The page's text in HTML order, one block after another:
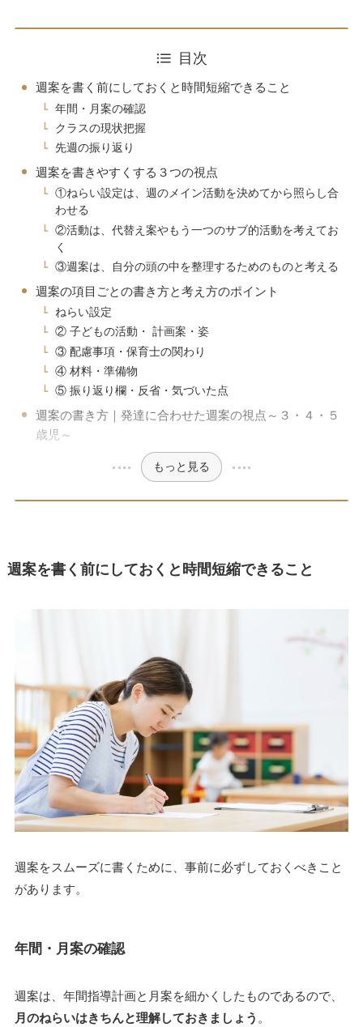
目次
週案を書く前にしておくと時間短縮できること
年間・月案の確認
クラスの現状把握
先週の振り返り
週案を書きやすくする３つの視点
①ねらい設定は、週のメイン活動を決めてから照らし合
わせる
②活動は、代替え案やもう一つのサブ的活動を考えてお
く
③週案は、自分の頭の中を整理するためのものと考える
週案の項目ごとの書き方と考え方のポイント
ねらい設定
② 子どもの活動・ 計画案・姿
③ 配慮事項・保育士の関わり
④ 材料・準備物
⑤ 振り返り欄・反省・気づいた点
週案の書き方｜発達に合わせた週案の視点～３・４・５
歳児～
もっと見る
週案を書く前にしておくと時間短縮できること
週案をスムーズに書くために、事前に必ずしておくべきこと
があります。
年間・月案の確認
週案は、年間指導計画と月案を細かくしたものであるので、
月のねらいはきちんと理解しておきましょう 。